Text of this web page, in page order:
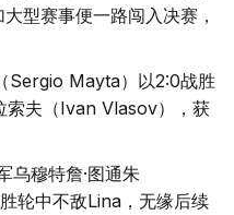
型赛事便一路闯入决赛，
Sergio Mayta）以2:0战胜
索夫（Ivan Vlasov），获
乌穆特詹·图通朱
轮中不敌Lina，无缘后续